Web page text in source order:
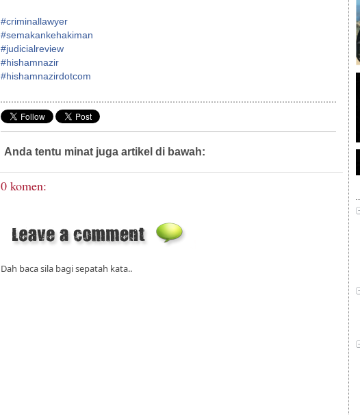
#criminallawyer
#semakankehakiman
#judicialreview
#hishamnazir
#hishamnazirdotcom
Anda tentu minat juga artikel di bawah:
0 komen:
Dah baca sila bagi sepatah kata..